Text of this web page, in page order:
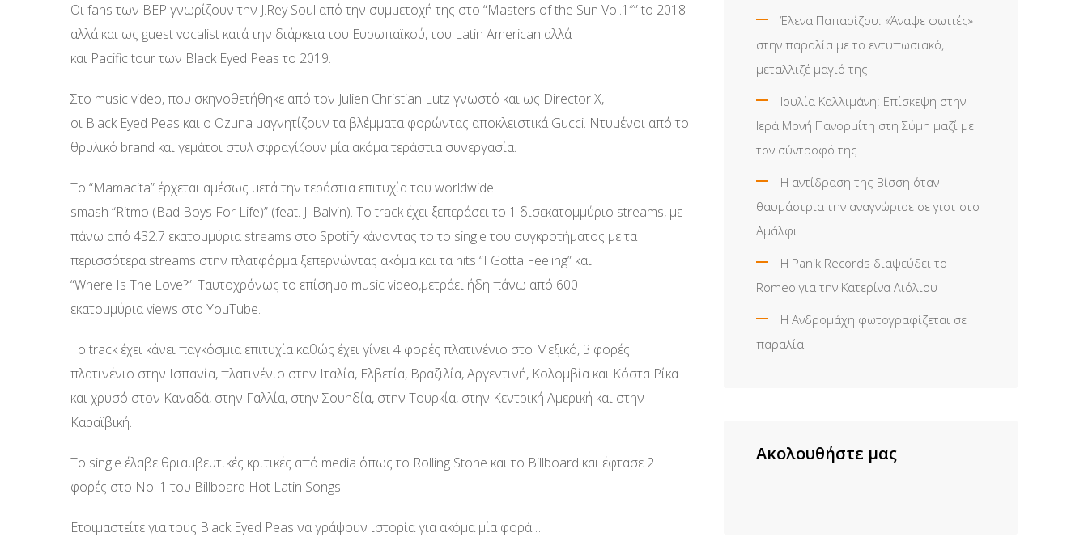
Οι fans των BEP γνωρίζουν την J.Rey Soul από την συμμετοχή της στο “Masters of the Sun Vol.1″” to 2018
αλλά και ως guest vocalist κατά την διάρκεια του Ευρωπαϊκού, του Latin American αλλά
και Pacific tour των Black Eyed Peas το 2019.
Στο music video, που σκηνοθετήθηκε από τον Julien Christian Lutz γνωστό και ως Director X,
οι Black Eyed Peas και ο Ozuna μαγνητίζουν τα βλέμματα φορώντας αποκλειστικά Gucci. Ντυμένοι από το
θρυλικό brand και γεμάτοι στυλ σφραγίζουν μία ακόμα τεράστια συνεργασία.
Το “Mamacita” έρχεται αμέσως μετά την τεράστια επιτυχία του worldwide
smash “Ritmo (Bad Boys For Life)” (feat. J. Balvin). Το track έχει ξεπεράσει το 1 δισεκατομμύριο streams, με
πάνω από 432.7 εκατομμύρια streams στο Spotify κάνοντας το το single του συγκροτήματος με τα
περισσότερα streams στην πλατφόρμα ξεπερνώντας ακόμα και τα hits “I Gotta Feeling” και
“Where Is The Love?”. Ταυτοχρόνως το επίσημο music video,μετράει ήδη πάνω από 600
εκατομμύρια views στο YouTube.
To track έχει κάνει παγκόσμια επιτυχία καθώς έχει γίνει 4 φορές πλατινένιο στο Μεξικό, 3 φορές
πλατινένιο στην Ισπανία, πλατινένιο στην Ιταλία, Ελβετία, Βραζιλία, Αργεντινή, Κολομβία και Κόστα Ρίκα
και χρυσό στον Καναδά, στην Γαλλία, στην Σουηδία, στην Τουρκία, στην Κεντρική Αμερική και στην
Καραϊβική.
Το single έλαβε θριαμβευτικές κριτικές από media όπως το Rolling Stone και το Billboard και έφτασε 2
φορές στο Νο. 1 του Billboard Hot Latin Songs.
Ετοιμαστείτε για τους Black Eyed Peas να γράψουν ιστορία για ακόμα μία φορά…
Έλενα Παπαρίζου: «Άναψε φωτιές»
στην παραλία με το εντυπωσιακό,
μεταλλιζέ μαγιό της
Ιουλία Καλλιμάνη: Επίσκεψη στην
Ιερά Μονή Πανορμίτη στη Σύμη μαζί με
τον σύντροφό της
Η αντίδραση της Βίσση όταν
θαυμάστρια την αναγνώρισε σε γιοτ στο
Αμάλφι
Η Panik Records διαψεύδει το
Romeo για την Κατερίνα Λιόλιου
Η Ανδρομάχη φωτογραφίζεται σε
παραλία
Ακολουθήστε μας